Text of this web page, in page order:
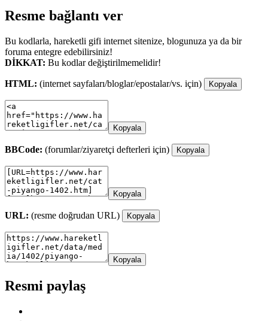
Resme bağlantı ver
Bu kodlarla, hareketli gifi internet sitenize, blogunuza ya da bir
foruma entegre edebilirsiniz!
DİKKAT: Bu kodlar değiştirilmemelidir!
HTML: (internet sayfaları/bloglar/epostalar/vs. için) Kopyala
Kopyala
BBCode: (forumlar/ziyaretçi defterleri için) Kopyala
Kopyala
URL: (resme doğrudan URL) Kopyala
Kopyala
Resmi paylaş